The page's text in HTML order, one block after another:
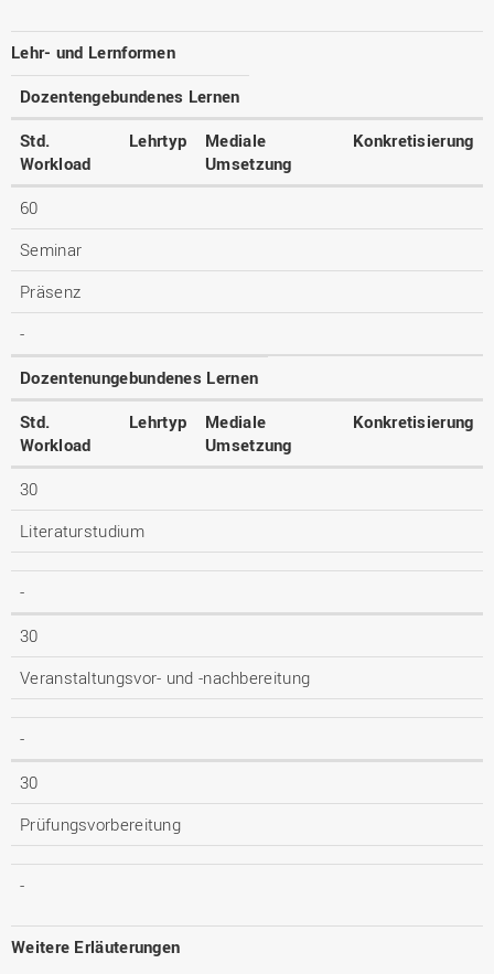
Lehr- und Lernformen
Dozentengebundenes Lernen
Std.
Workload
Lehrtyp
Mediale
Umsetzung
Konkretisierung
60
Seminar
Präsenz
-
Dozentenungebundenes Lernen
Std.
Workload
Lehrtyp
Mediale
Umsetzung
Konkretisierung
30
Literaturstudium
-
30
Veranstaltungsvor- und -nachbereitung
-
30
Prüfungsvorbereitung
-
Weitere Erläuterungen